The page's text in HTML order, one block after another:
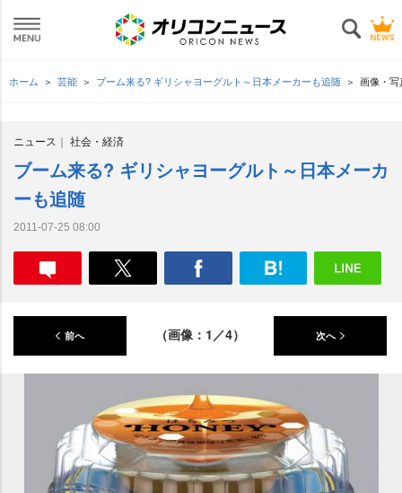
ホーム 芸能 ブーム来る? ギリシャヨーグルト～日本メーカーも追随 画像・
ニュース 社会・経済
ブーム来る? ギリシャヨーグルト～日本メーカ
ーも追随
2011-07-25 08:00
前へ （画像：1／4） 次へ